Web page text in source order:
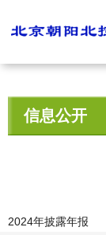
信息公开
2024年披露年报